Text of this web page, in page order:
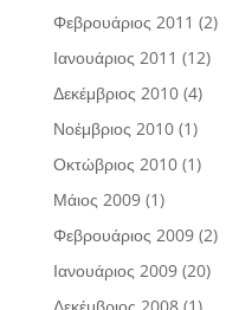
Φεβρουάριος 2011 (2)
Ιανουάριος 2011 (12)
Δεκέμβριος 2010(4)
Νοέμβριος 2010(1)
Οκτώβριος 2010(1)
Μάιος 2009(1)
Φεβρουάριος 2009(2)
Ιανουάριος 2009(20)